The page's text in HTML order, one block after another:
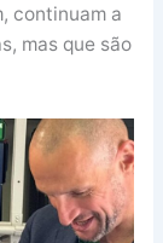
continuam a
mas que são